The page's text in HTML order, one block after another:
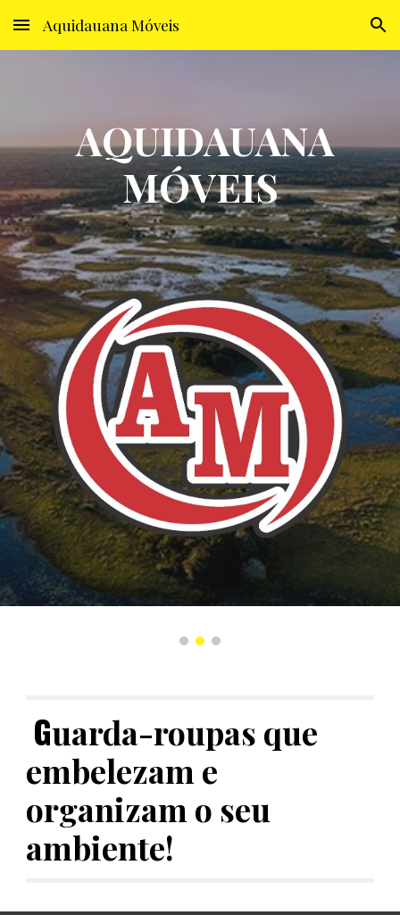
Skip to main content Skip to navigation
Aquidauana Móveis
AQUIDAUANA
MÓVEIS
Guarda-roupas que
embelezam e
organizam o seu
ambiente!